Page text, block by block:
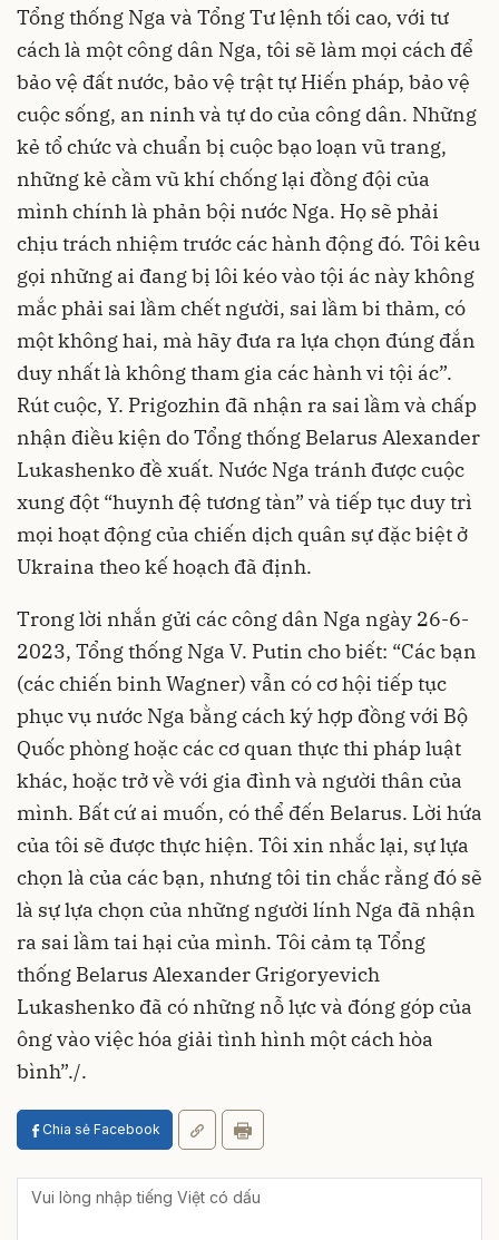
Tổng thống Nga và Tổng Tư lệnh tối cao, với tư
cách là một công dân Nga, tôi sẽ làm mọi cách để
bảo vệ đất nước, bảo vệ trật tự Hiến pháp, bảo vệ
cuộc sống, an ninh và tự do của công dân. Những
kẻ tổ chức và chuẩn bị cuộc bạo loạn vũ trang,
những kẻ cầm vũ khí chống lại đồng đội của
mình chính là phản bội nước Nga. Họ sẽ phải
chịu trách nhiệm trước các hành động đó. Tôi kêu
gọi những ai đang bị lôi kéo vào tội ác này không
mắc phải sai lầm chết người, sai lầm bi thảm, có
một không hai, mà hãy đưa ra lựa chọn đúng đắn
duy nhất là không tham gia các hành vi tội ác”.
Rút cuộc, Y. Prigozhin đã nhận ra sai lầm và chấp
nhận điều kiện do Tổng thống Belarus Alexander
Lukashenko đề xuất. Nước Nga tránh được cuộc
xung đột “huynh đệ tương tàn” và tiếp tục duy trì
mọi hoạt động của chiến dịch quân sự đặc biệt ở
Ukraina theo kế hoạch đã định.
Trong lời nhắn gửi các công dân Nga ngày 26-6-
2023, Tổng thống Nga V. Putin cho biết: “Các bạn
(các chiến binh Wagner) vẫn có cơ hội tiếp tục
phục vụ nước Nga bằng cách ký hợp đồng với Bộ
Quốc phòng hoặc các cơ quan thực thi pháp luật
khác, hoặc trở về với gia đình và người thân của
mình. Bất cứ ai muốn, có thể đến Belarus. Lời hứa
của tôi sẽ được thực hiện. Tôi xin nhắc lại, sự lựa
chọn là của các bạn, nhưng tôi tin chắc rằng đó sẽ
là sự lựa chọn của những người lính Nga đã nhận
ra sai lầm tai hại của mình. Tôi cảm tạ Tổng
thống Belarus Alexander Grigoryevich
Lukashenko đã có những nỗ lực và đóng góp của
ông vào việc hóa giải tình hình một cách hòa
bình”./.
Chia sẻ Facebook